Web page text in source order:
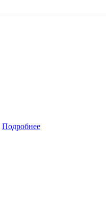
Подробнее